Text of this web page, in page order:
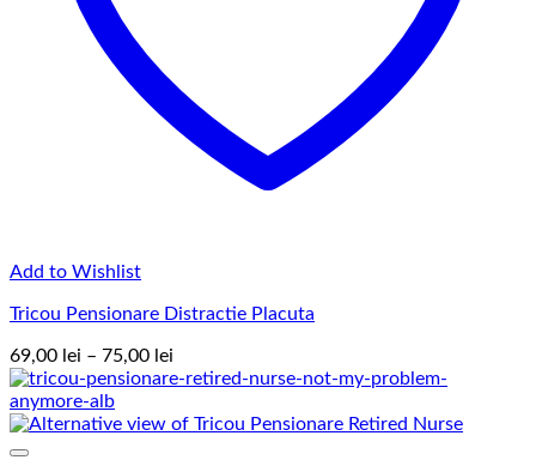
Add to Wishlist
Tricou Pensionare Distractie Placuta
69,00 lei – 75,00 lei
de
69,00 lei